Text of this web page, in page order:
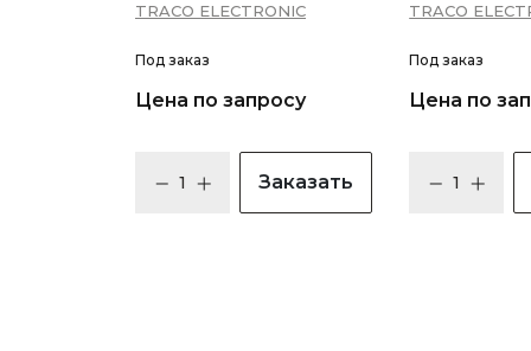
TRACO ELECTRONIC
Под заказ
Цена по запросу
Заказать
TRACO
Под заказ
Цена по